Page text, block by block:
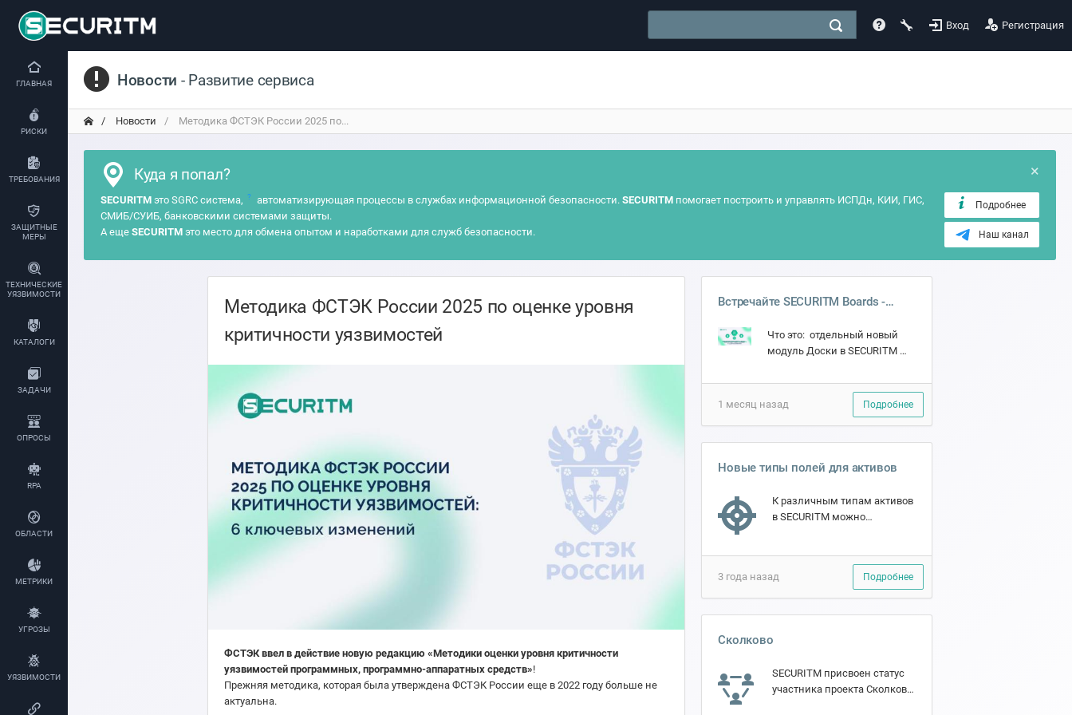
Вход Регистрация
ГЛАВНАЯ
РИСКИ
ТРЕБОВАНИЯ
ЗАЩИТНЫЕ
МЕРЫ
ТЕХНИЧЕСКИЕ
УЯЗВИМОСТИ
КАТАЛОГИ
ЗАДАЧИ
ОПРОСЫ
RPA
ОБЛАСТИ
МЕТРИКИ
УГРОЗЫ
УЯЗВИМОСТИ
Новости - Развитие сервиса
Новости Методика ФСТЭК России 2025 по...
×
Куда я попал?
SECURITM это SGRC система, ? автоматизирующая процессы в службах информационной безопасности. SECURITMпомогает построить и управлять ИСПДн, КИИ, ГИС,
СМИБ/СУИБ, банковскими системами защиты.
А еще SECURITM это место для обмена опытом и наработками для служб безопасности.
Подробнее
Наш канал
Методика ФСТЭК России 2025 по оценке уровня
критичности уязвимостей
ФСТЭК ввел в действие новую редакцию «Методики оценки уровня критичности
уязвимостей программных, программно-аппаратных средств»!
Прежняя методика, которая была утверждена ФСТЭК России еще в 2022 году больше не
актуальна.
Встречайте SECURITM Boards -
защиты
Что это: отдельный новый
модуль Доски в SECURITM 📄.
самостоятельный раздел, а
также встроен в карточки
активов и защитных мер -
1 месяц назад Подробнее
Новые типы полей для активов
К различным типам активов
в SECURITM можно
полей-строк теперь
появилось несколько новых
типов полей: 0|1...
3 года назад Подробнее
Сколково
SECURITM присвоен статус
участника проекта Сколково